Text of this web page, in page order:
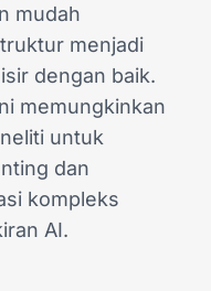
mudah
menjadi
dengan baik.
memungkinkan
untuk
dan
kompleks
AI.